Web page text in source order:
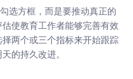
选方框，而是要推动真正的
使教育工作者能够完善有效
两个或三个指标来开始跟踪
的持久改进。